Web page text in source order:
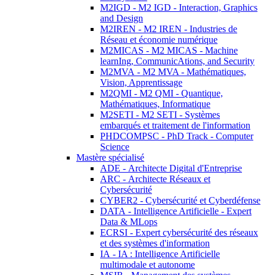
M2IGD - M2 IGD - Interaction, Graphics
and Design
M2IREN - M2 IREN - Industries de
Réseau et économie numérique
M2MICAS - M2 MICAS - Machine
learnIng, CommunicAtions, and Security
M2MVA - M2 MVA - Mathématiques,
Vision, Apprentissage
M2QMI - M2 QMI - Quantique,
Mathématiques, Informatique
M2SETI - M2 SETI - Systèmes
embarqués et traitement de l'information
PHDCOMPSC - PhD Track - Computer
Science
Mastère spécialisé
ADE - Architecte Digital d'Entreprise
ARC - Architecte Réseaux et
Cybersécurité
CYBER2 - Cybersécurité et Cyberdéfense
DATA - Intelligence Artificielle - Expert
Data & MLops
ECRSI - Expert cybersécurité des réseaux
et des systèmes d'information
IA - IA : Intelligence Artificielle
multimodale et autonome